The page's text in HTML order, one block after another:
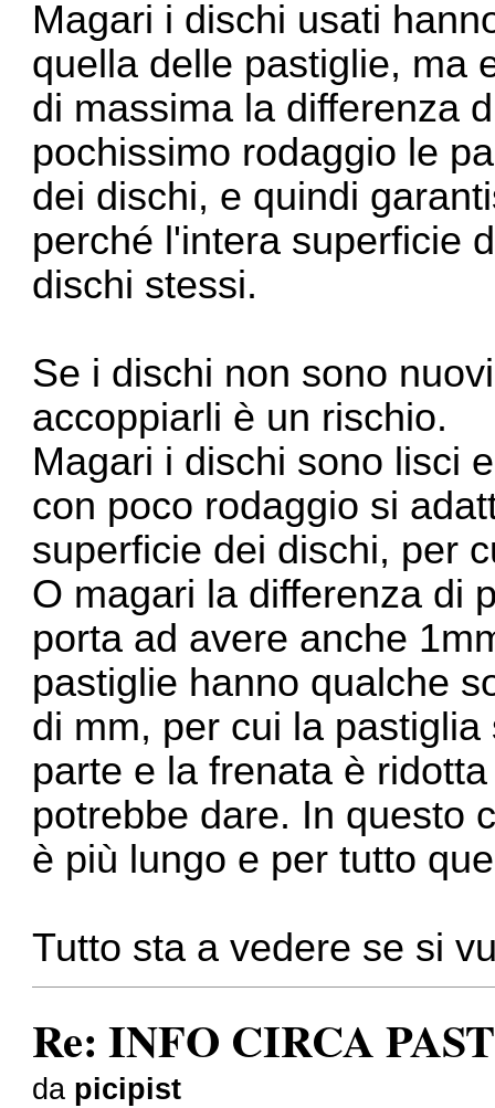
Magari i dischi usati
quella delle pastiglie, ma
di massima la differenza
pochissimo rodaggio le
dei dischi, e quindi
perché l'intera superficie
dischi stessi.
Se i dischi non sono
accoppiarli è un rischio.
Magari i dischi sono lisci
con poco rodaggio si
superficie dei dischi, per
O magari la differenza di
porta ad avere anche
pastiglie hanno qualche
di mm, per cui la
parte e la frenata è
potrebbe dare. In questo
è più lungo e per tutto
Tutto sta a vedere se si
Re: INFO CIRCA
da picipist